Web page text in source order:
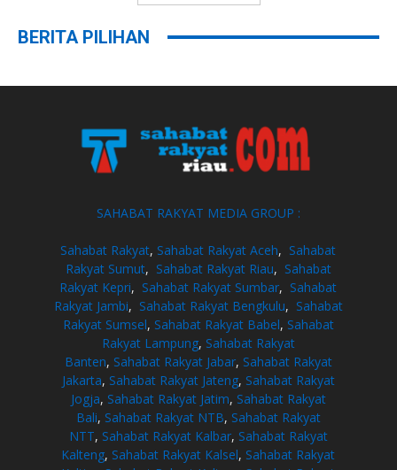
BERITA PILIHAN
SAHABAT RAKYAT MEDIA GROUP :
Sahabat Rakyat, Sahabat Rakyat Aceh, Sahabat
Rakyat Sumut, Sahabat Rakyat Riau, Sahabat
Rakyat Kepri, Sahabat Rakyat Sumbar, Sahabat
Rakyat Jambi, Sahabat Rakyat Bengkulu, Sahabat
Rakyat Sumsel, Sahabat Rakyat Babel, Sahabat
Rakyat Lampung, Sahabat Rakyat
Banten, Sahabat Rakyat Jabar, Sahabat Rakyat
Jakarta, Sahabat Rakyat Jateng, Sahabat Rakyat
Jogja, Sahabat Rakyat Jatim, Sahabat Rakyat
Bali, Sahabat Rakyat NTB, Sahabat Rakyat
NTT, Sahabat Rakyat Kalbar, Sahabat Rakyat
Kalteng, Sahabat Rakyat Kalsel, Sahabat Rakyat